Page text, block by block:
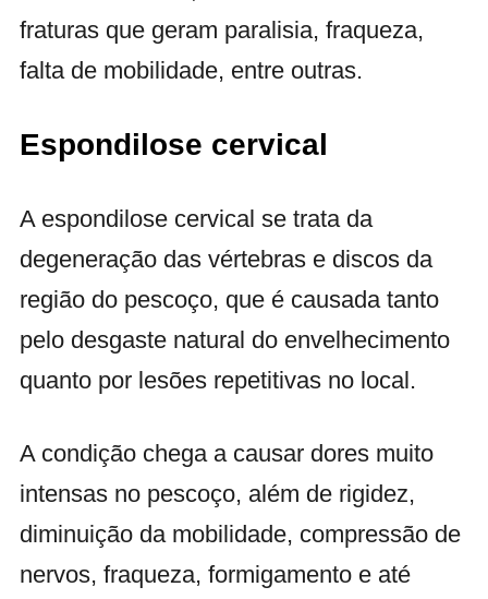
fraturas que geram paralisia, fraqueza,
falta de mobilidade, entre outras.
Espondilose cervical
A espondilose cervical se trata da
degeneração das vértebras e discos da
região do pescoço, que é causada tanto
pelo desgaste natural do envelhecimento
quanto por lesões repetitivas no local.
A condição chega a causar dores muito
intensas no pescoço, além de rigidez,
diminuição da mobilidade, compressão de
nervos, fraqueza, formigamento e até